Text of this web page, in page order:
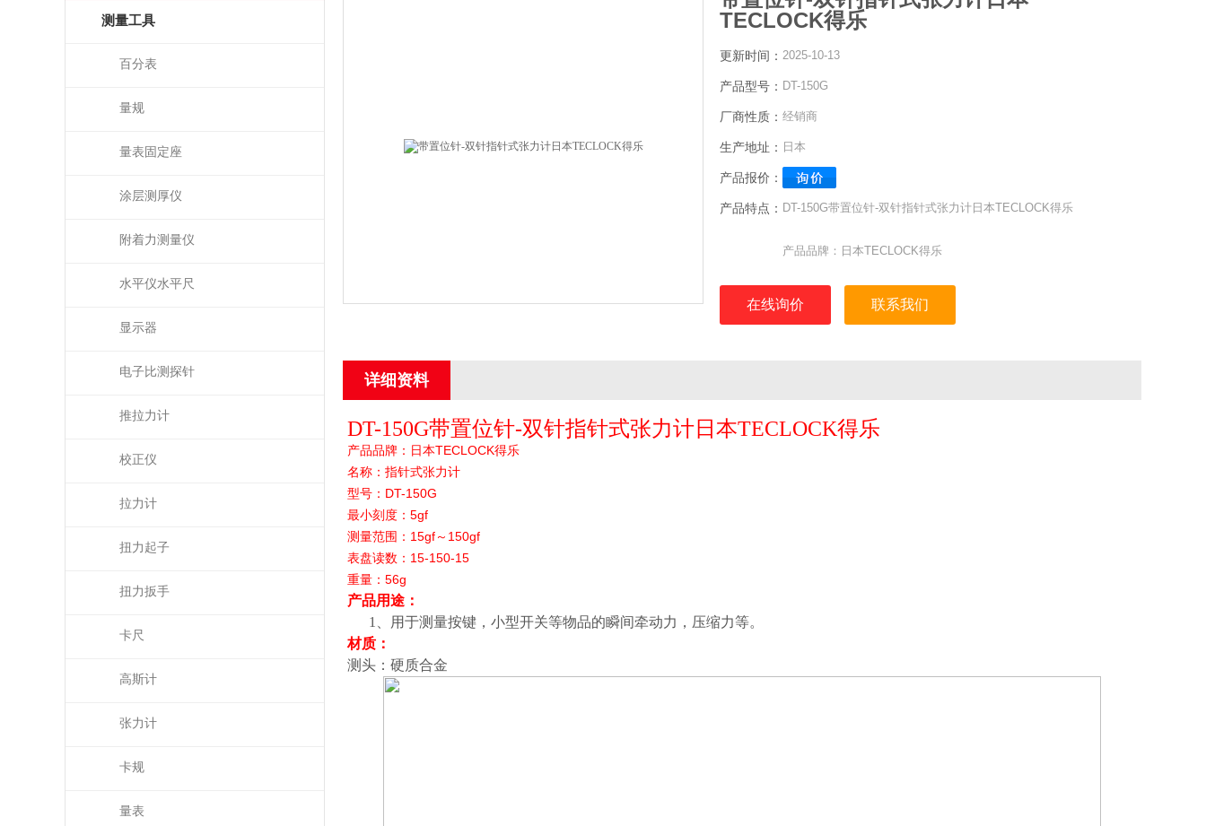
测量工具
百分表
量规
量表固定座
涂层测厚仪
附着力测量仪
水平仪水平尺
显示器
电子比测探针
推拉力计
校正仪
拉力计
扭力起子
扭力扳手
卡尺
高斯计
张力计
卡规
量表
TECLOCK得乐
更新时间： 2025-10-13
产品型号： DT-150G
厂商性质： 经销商
生产地址： 日本
产品报价：
产品特点： DT-150G带置位针-双针指针式张力计日本TECLOCK得乐
产品品牌：日本TECLOCK得乐
最小刻度：5gf
在线询价 联系我们
详细资料
DT-150G带置位针-双针指针式张力计日本TECLOCK得乐
产品品牌：日本TECLOCK得乐
名称：指针式张力计
型号： DT-150G
最小刻度： 5gf
测量范围： 15gf～ 150gf
表盘读数： 15-150-15
重量： 56g
产品用途：
1、
用于测量按键，小型开关等物品的瞬间牵动力，压缩力等。
材质：
测头：硬质合金